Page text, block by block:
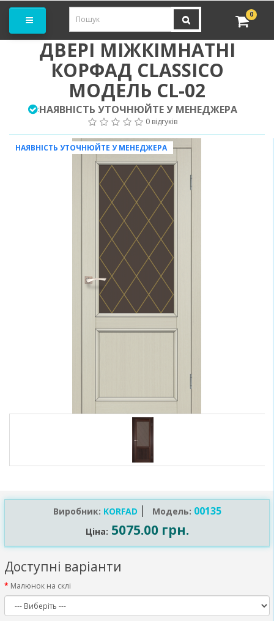
0
ДВЕРІ МІЖКІМНАТНІ
КОРФАД CLASSICO
МОДЕЛЬ CL-02
:НАЯВНІСТЬ УТОЧНЮЙТЕ У МЕНЕДЖЕРА
0 відгуків
НАЯВНІСТЬ УТОЧНЮЙТЕ У МЕНЕДЖЕРА
Виробник: KORFAD Модель: 00135
Ціна: 5075.00 грн.
Доступні варіанти
Малюнок на склі